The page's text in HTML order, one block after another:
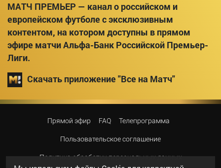
МАТЧ ПРЕМЬЕР — канал о российском и
европейском футболе с эксклюзивным
контентом, на котором доступны в прямом
эфире матчи Альфа-Банк Российской Премьер-
Лиги.
Скачать приложение "Все на Матч"
Прямой эфир FAQ Телепрограмма
Пользовательское соглашение
Политика обработки персональных данных